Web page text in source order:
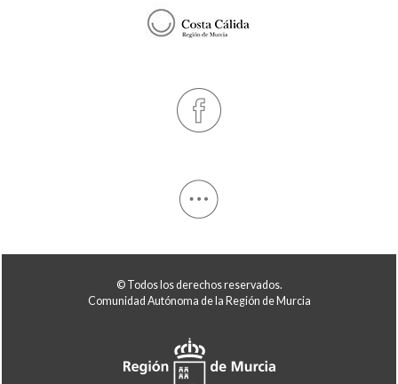
© Todos los derechos reservados.
Comunidad Autónoma de la Región de Murcia